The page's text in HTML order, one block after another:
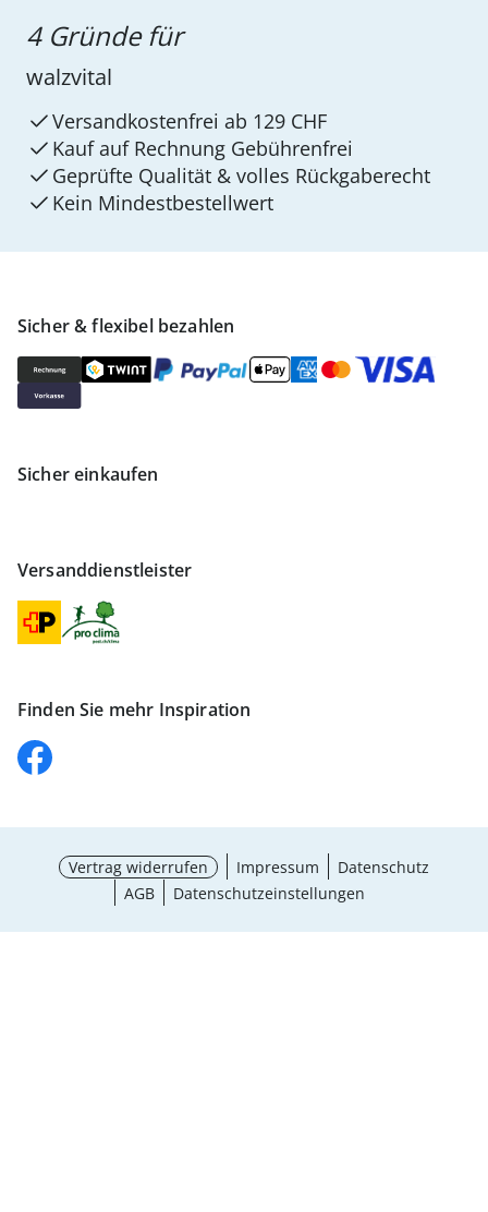
Sicher & flexibel bezahlen
Sicher einkaufen
Versanddienstleister
Finden Sie mehr Inspiration
4 Gründe für
walzvital
Versandkostenfrei ab 129 CHF
Kauf auf Rechnung Gebührenfrei
Geprüfte Qualität & volles Rückgaberecht
Kein Mindest­bestellwert
Vertrag widerrufen Impressum
Datenschutz
AGB
Datenschutzeinstellungen